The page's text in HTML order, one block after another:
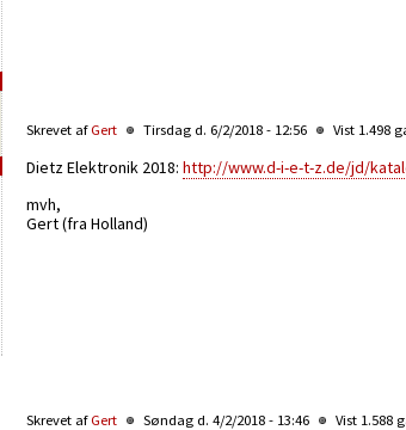
Skrevet af Gert Tirsdag d. 6/2/2018 - 12:56 Vist 1.498
Dietz Elektronik 2018: http://www.d-i-e-t-z.de/jd/
mvh,
Gert (fra Holland)
Skrevet af Gert Søndag d. 4/2/2018 - 13:46 Vist 1.588